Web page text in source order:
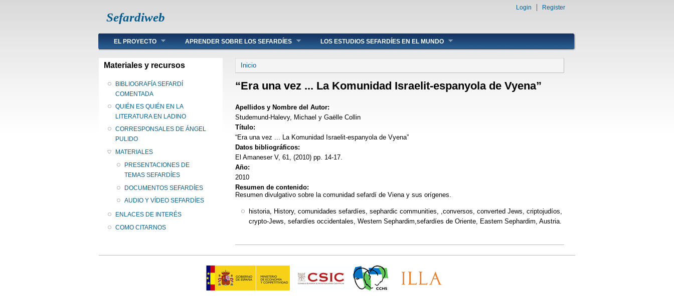
Sefardiweb
Login Register
Main menu
EL PROYECTO APRENDER SOBRE LOS SEFARDÍES LOS ESTUDIOS SEFARDÍES EN EL MUNDO
Materiales y recursos
BIBLIOGRAFÍA SEFARDÍ
COMENTADA
QUIÉN ES QUIÉN EN LA
LITERATURA EN LADINO
CORRESPONSALES DE ÁNGEL
PULIDO
MATERIALES
PRESENTACIONES DE
TEMAS SEFARDÍES
DOCUMENTOS SEFARDÍES
AUDIO Y VÍDEO SEFARDÍES
ENLACES DE INTERÉS
COMO CITARNOS
Se encuentra usted aquí
Inicio
“Era una vez ... La Komunidad Israelit-espanyola de Vyena”
Apellidos y Nombre del Autor:
Studemund-Halevy, Michael y Gaëlle Collin
Título:
“Era una vez ... La Komunidad Israelit-espanyola de Vyena”
Datos bibliográficos:
El Amaneser V, 61, (2010) pp. 14-17.
Año:
2010
Resumen de contenido:
Resumen divulgativo sobre la comunidad sefardí de Viena y sus orígenes.
historia, History, comunidades sefardíes, sephardic communities, ,conversos, converted Jews, criptojudíos,
crypto-Jews, sefardíes occidentales, Western Sephardim,sefardíes de Oriente, Eastern Sephardim, Austria.